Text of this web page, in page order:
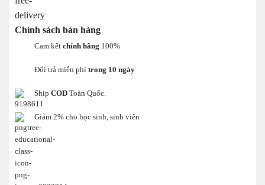
Chính sách bán hàng
Cam kết chính hãng 100%
Đổi trả miễn phí trong 10 ngày
Ship CODToàn Quốc.
Giảm 2% cho học sinh, sinh viên